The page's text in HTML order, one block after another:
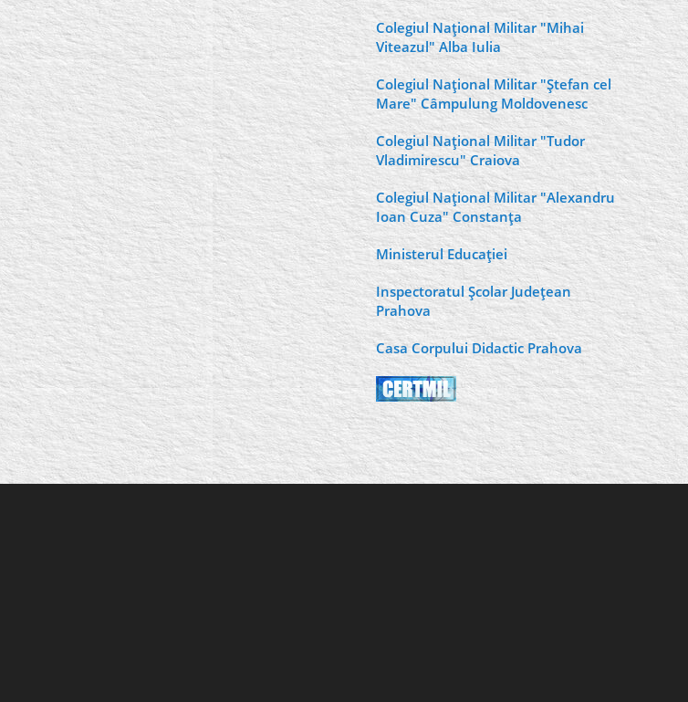
Colegiul Naţional Militar "Mihai
Viteazul" Alba Iulia
Colegiul Naţional Militar "Ştefan cel
Mare" Câmpulung Moldovenesc
Colegiul Naţional Militar "Tudor
Vladimirescu" Craiova
Colegiul Naţional Militar "Alexandru
Ioan Cuza" Constanţa
Ministerul Educaţiei
Inspectoratul Şcolar Judeţean
Prahova
Casa Corpului Didactic Prahova